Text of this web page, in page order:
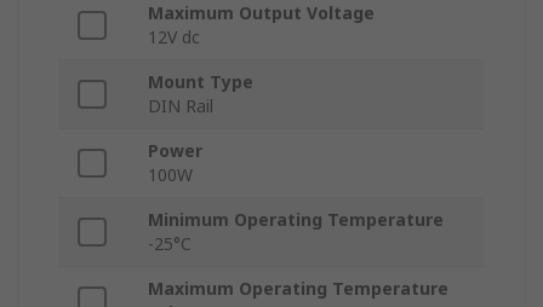
Maximum Output Voltage
12V dc
Mount Type
DIN Rail
Power
100W
Minimum Operating Temperature
-25°C
Maximum Operating Temperature